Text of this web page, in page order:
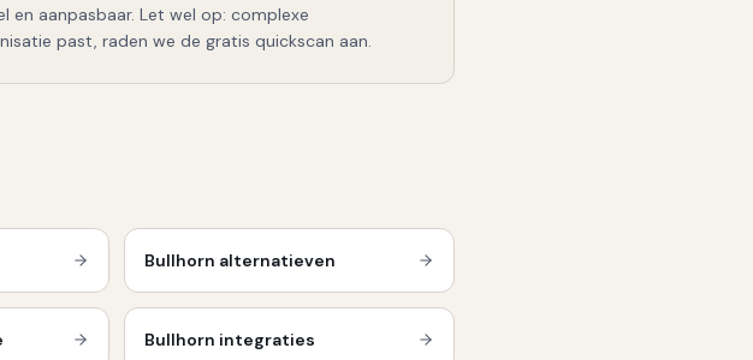
en aanpasbaar. Let wel op: complexe
past, raden we de gratis quickscan aan.
Bullhorn alternatieven
Bullhorn integraties